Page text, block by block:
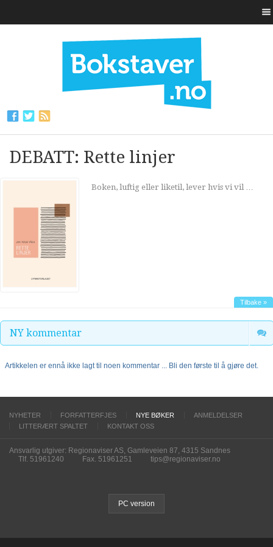
DEBATT: Rette linjer
Boken, luftig eller liketil, lever hvis vi vil …
Tilbake »
NY kommentar
Artikkelen er ennå ikke lagt til noen kommentar ... Bli den første til å gjøre det.
NYHETER FORFATTERFJES NYE BØKER
ANMELDELSER
LITTERÆRT SPALTET
KONTAKT OSS
Ansvarlig utgiver: Regionaviser AS, Gamleveien 87, 4315 Sandnes
Tlf. 51961240
Fax. 51961251 tips@regionaviser.no
PC version